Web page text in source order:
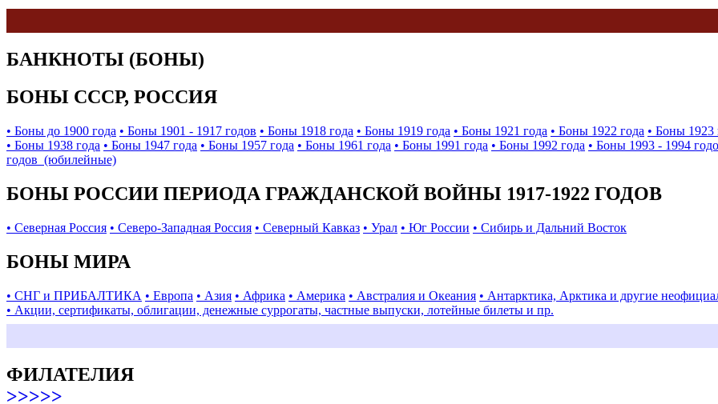
БАНКНОТЫ (БОНЫ)
БОНЫ СССР, РОССИЯ
• Боны до 1900 года • Боны 1901 - 1917 годов • Боны 1918 года • Боны 1919 года • Боны 1921 года • Боны 1922 года • Боны 1923
• Боны 1938 года • Боны 1947 года • Боны 1957 года • Боны 1961 года • Боны 1991 года • Боны 1992 года • Боны 1993 - 1994
годов (юбилейные)
БОНЫ РОССИИ ПЕРИОДА ГРАЖДАНСКОЙ ВОЙНЫ 1917-1922 ГОДОВ
• Северная Россия • Северо-Западная Россия • Северный Кавказ • Урал • Юг России • Сибирь и Дальний Восток
БОНЫ МИРА
• СНГ и ПРИБАЛТИКА • Европа • Азия • Африка • Америка • Австралия и Океания • Антарктика, Арктика и другие
• Акции, сертификаты, облигации, денежные суррогаты, частные выпуски, лотейные билеты и пр.
ФИЛАТЕЛИЯ
>>>>>